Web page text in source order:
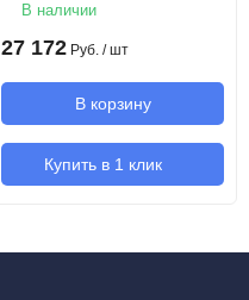
В наличии
27 172 Руб. / шт
В корзину
Купить в 1 клик